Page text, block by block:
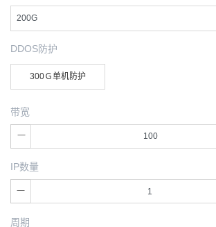
200G
DDOS防护
300Ｇ单机防护
带宽
IP数量
周期